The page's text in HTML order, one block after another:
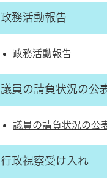
政務活動報告
政務活動報告
議員の請負状況の公
議員の請負状況の公
行政視察受け入れ